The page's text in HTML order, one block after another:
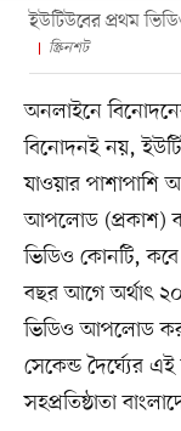
ইউটিউবের প্রথম
স্ক্রিনশট
অনলাইনে
বিনোদনই নয়,
যাওয়ার
আপলোড (প্রকাশ)
ভিডিও কোনটি,
বছর আগে অর্থাৎ
ভিডিও আপলোড করা
সেকেন্ড দৈর্ঘ্যের
সহপ্রতিষ্ঠাতা